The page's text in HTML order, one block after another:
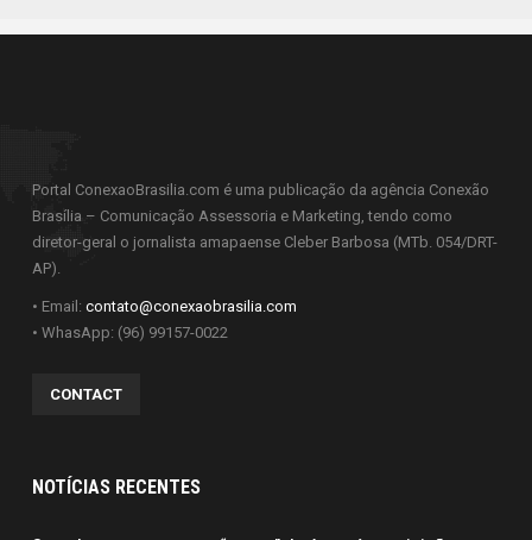
Portal ConexaoBrasilia.com é uma publicação da agência Conexão
Brasília – Comunicação Assessoria e Marketing, tendo como
diretor-geral o jornalista amapaense Cleber Barbosa (MTb. 054/DRT-
AP).
• Email: contato@conexaobrasilia.com
• WhasApp: (96) 99157-0022
CONTACT
NOTÍCIAS RECENTES